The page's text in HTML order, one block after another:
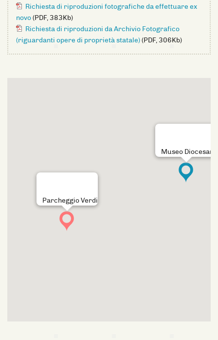
Richiesta di riproduzioni fotografiche da effettuare ex
novo(PDF, 383Kb)
Richiesta di riproduzioni da Archivio Fotografico
(riguardanti opere di proprietà statale)(PDF, 306Kb)
Museo Diocesano
Parcheggio Verdi